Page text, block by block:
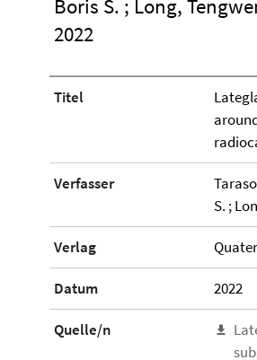
Boris S. ; Long,
2022
Titel
Verfasser
S. ;
Verlag
Datum 2022
Quelle/n